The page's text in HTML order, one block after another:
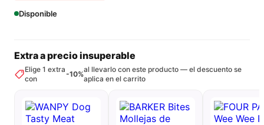
Disponible
Extra a precio insuperable
Elige 1 extra
con
-10%
al llevarlo con este producto — el descuento se
aplica en el carrito